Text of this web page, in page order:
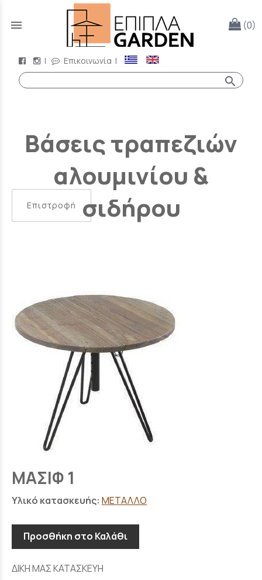
menu (0)
| Επικοινωνία |
search
Βάσεις τραπεζιών
αλουμινίου &
σιδήρου
Επιστροφή
ΜΑΣΙΦ 1
Υλικό κατασκευής: ΜΕΤΑΛΛΟ
Προσθήκη στο Καλάθι
ΔΙΚΗ ΜΑΣ ΚΑΤΑΣΚΕΥΗ